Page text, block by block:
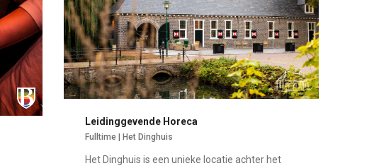
Leidinggevende Horeca
Fulltime | Het Dinghuis
Het Dinghuis is een unieke locatie achter het